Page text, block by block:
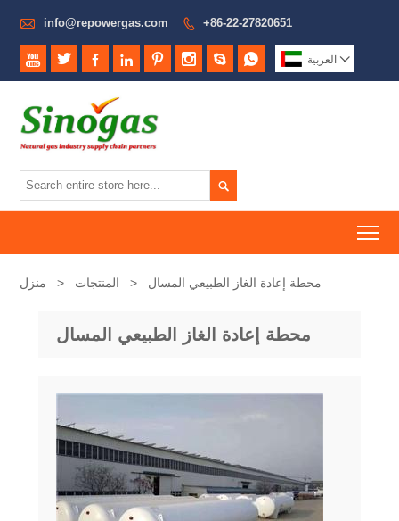
 info@repowergas.com  +86-22-27820651
        العربية 

منزل > المنتجات > محطة إعادة الغاز الطبيعي المسال
محطة إعادة الغاز الطبيعي المسال